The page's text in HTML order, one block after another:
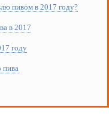
пивом в 2017 году?
в 2017
году
пива